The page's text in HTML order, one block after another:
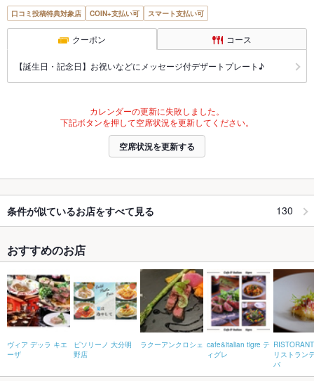
口コミ投稿特典対象店 COIN+支払い可 スマート支払い可
クーポン コース
【誕生日・記念日】お祝いなどにメッセージ付デザートプレート♪
カレンダーの更新に失敗しました。
下記ボタンを押して空席状況を更新してください。
空席状況を更新する
条件が似ているお店をすべて見る 130
おすすめのお店
ヴィア デッラ キエ
ーザ
ピソリーノ 大分明
野店
ラクーアンクロシェ cafe&italian tigre テ
ィグレ
リストラン
バ